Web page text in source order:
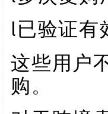
l已验证有
这些用户
购。